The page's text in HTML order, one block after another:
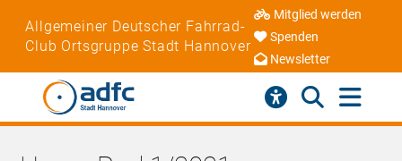
Allgemeiner Deutscher Fahrrad-
Club Ortsgruppe Stadt Hannover
Mitglied werden
Spenden
Newsletter